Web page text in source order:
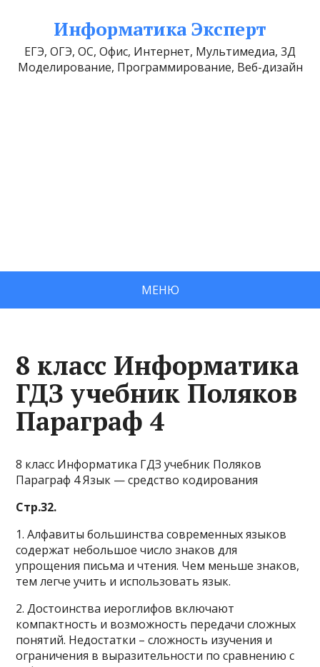
Информатика Эксперт
ЕГЭ, ОГЭ, ОС, Офис, Интернет, Мультимедиа, 3Д
Моделирование, Программирование, Веб-дизайн
МЕНЮ
8 класс Информатика
ГДЗ учебник Поляков
Параграф 4
8 класс Информатика ГДЗ учебник Поляков
Параграф 4 Язык — средство кодирования
Стр.32.
1. Алфавиты большинства современных языков
содержат небольшое число знаков для
упрощения письма и чтения. Чем меньше знаков,
тем легче учить и использовать язык.
2. Достоинства иероглифов включают
компактность и возможность передачи сложных
понятий. Недостатки – сложность изучения и
ограничения в выразительности по сравнению с